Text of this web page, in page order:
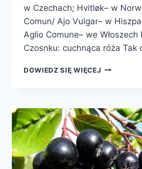
w Czechach; Hvitløk– w
Comun/ Ajo Vulgar– w
Aglio Comune– we Włoszech
Czosnku: cuchnąca róża Tak
DOWIEDZ SIĘ WIĘCEJ CZOSNEK